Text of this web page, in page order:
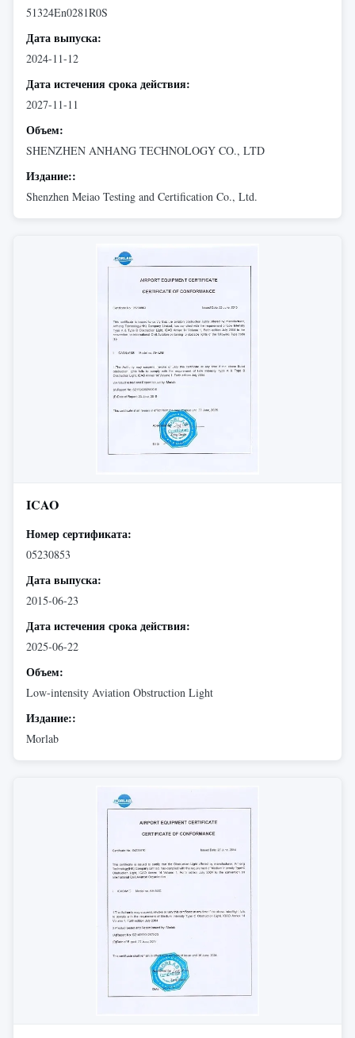
51324En0281R0S
Дата выпуска:
2024-11-12
Дата истечения срока действия:
2027-11-11
Объем:
SHENZHEN ANHANG TECHNOLOGY CO., LTD
Издание::
Shenzhen Meiao Testing and Certification Co., Ltd.
ICAO
Номер сертификата:
05230853
Дата выпуска:
2015-06-23
Дата истечения срока действия:
2025-06-22
Объем:
Low-intensity Aviation Obstruction Light
Издание::
Morlab